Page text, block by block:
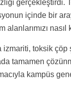
gerçekleştirdi.
içinde bir
alanlarımızı
toksik çöp
tamamen
kampüs